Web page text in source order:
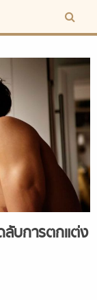
ลับการตกแต่ง